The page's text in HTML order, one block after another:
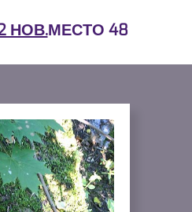
НОВ.МЕСТО 48